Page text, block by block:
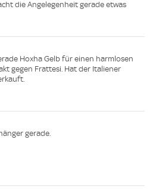
die Angelegenheit gerade etwas
Hoxha Gelb für einen harmlosen
gegen Frattesi. Hat der Italiener
gerade.